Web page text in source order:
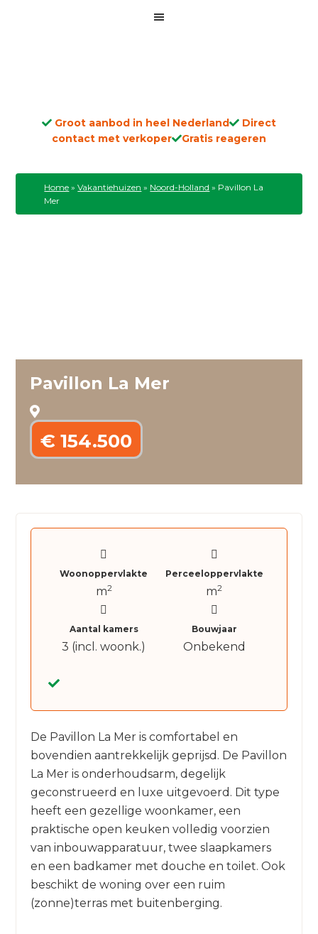
Groot aanbod in heel Nederland
Direct
contact met verkoper
Gratis reageren
Home »Vakantiehuizen » Noord-Holland » Pavillon La
Mer
Pavillon La Mer
€ 154.500
Woonoppervlakte
m2
Perceeloppervlakte
m2
Aantal kamers
3 (incl. woonk.)
Bouwjaar
Onbekend
De Pavillon La Mer is comfortabel en
bovendien aantrekkelijk geprijsd. De Pavillon
La Mer is onderhoudsarm, degelijk
geconstrueerd en luxe uitgevoerd. Dit type
heeft een gezellige woonkamer, een
praktische open keuken volledig voorzien
van inbouwapparatuur, twee slaapkamers
en een badkamer met douche en toilet. Ook
beschikt de woning over een ruim
(zonne)terras met buitenberging.